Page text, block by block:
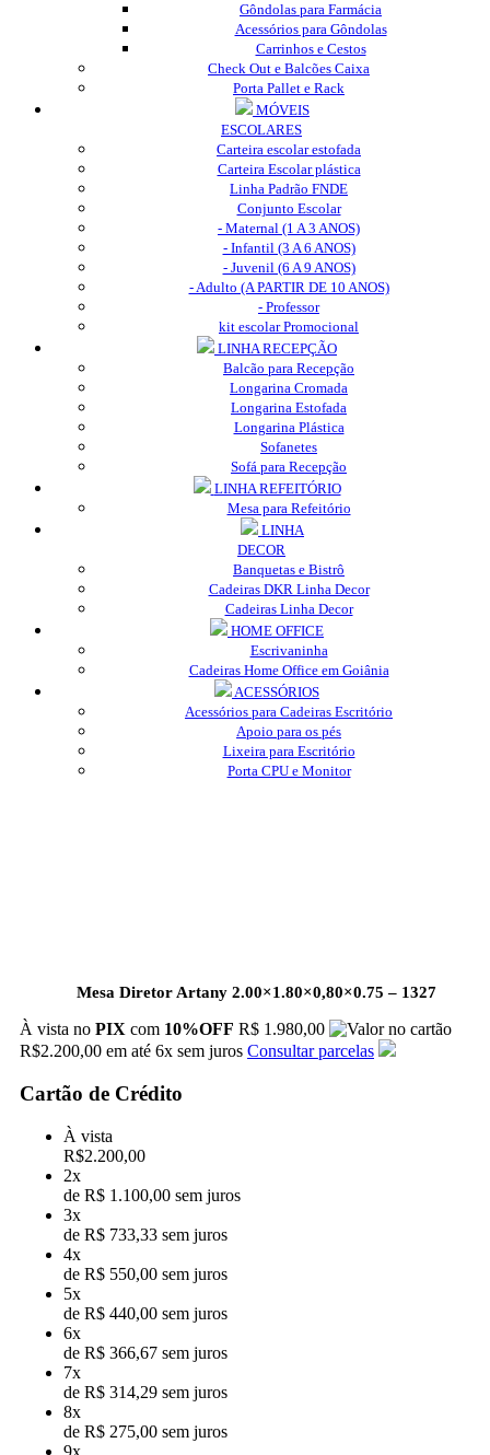
Gôndolas para Farmácia
Acessórios para Gôndolas
Carrinhos e Cestos
Check Out e Balcões Caixa
Porta Pallet e Rack
MÓVEIS
ESCOLARES
Carteira escolar estofada
Carteira Escolar plástica
Linha Padrão FNDE
Conjunto Escolar
- Maternal (1 A 3 ANOS)
- Infantil (3 A 6 ANOS)
- Juvenil (6 A 9 ANOS)
- Adulto (A PARTIR DE 10 ANOS)
- Professor
kit escolar Promocional
LINHA RECEPÇÃO
Balcão para Recepção
Longarina Cromada
Longarina Estofada
Longarina Plástica
Sofanetes
Sofá para Recepção
LINHA REFEITÓRIO
Mesa para Refeitório
LINHA
DECOR
Banquetas e Bistrô
Cadeiras DKR Linha Decor
Cadeiras Linha Decor
HOME OFFICE
Escrivaninha
Cadeiras Home Office em Goiânia
ACESSÓRIOS
Acessórios para Cadeiras Escritório
Apoio para os pés
Lixeira para Escritório
Porta CPU e Monitor
Mesa Diretor Artany 2.00×1.80×0,80×0.75 – 1327
À vista no PIX com 10%OFF R$ 1.980,00
R$2.200,00 em até 6x sem juros Consultar parcelas
Cartão de Crédito
À vista
R$2.200,00
2x
de R$ 1.100,00 sem juros
3x
de R$ 733,33 sem juros
4x
de R$ 550,00 sem juros
5x
de R$ 440,00 sem juros
6x
de R$ 366,67 sem juros
7x
de R$ 314,29 sem juros
8x
de R$ 275,00 sem juros
9x